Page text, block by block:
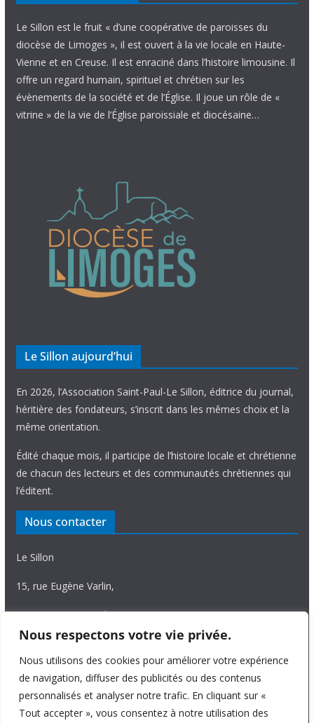
Nous respectons votre vie privée.
Nous utilisons des cookies pour améliorer votre expérience
de navigation, diffuser des publicités ou des contenus
personnalisés et analyser notre trafic. En cliquant sur «
Tout accepter », vous consentez à notre utilisation des
Le Sillon est le fruit « d’une coopérative de paroisses du
diocèse de Limoges », il est ouvert à la vie locale en Haute-
Vienne et en Creuse. Il est enraciné dans l’histoire limousine. Il
offre un regard humain, spirituel et chrétien sur les
évènements de la société et de l’Église. Il joue un rôle de «
vitrine » de la vie de l’Église paroissiale et diocésaine…
Le Sillon aujourd’hui
En 2026, l’Association Saint-Paul-Le Sillon, éditrice du journal,
héritière des fondateurs, s’inscrit dans les mêmes choix et la
même orientation.
Édité chaque mois, il participe de l’histoire locale et chrétienne
de chacun des lecteurs et des communautés chrétiennes qui
l’éditent.
Nous contacter
Le Sillon
15, rue Eugène Varlin,
87036 Limoges Cedex.
Tél. 05 55 06 14 15
Nous écrire